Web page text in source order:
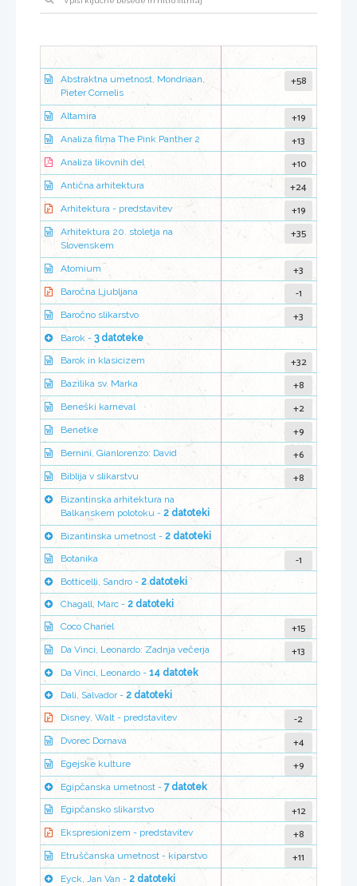
Abstraktna umetnost, Mondriaan,
Pieter Cornelis
+58
Altamira +19
Analiza filma The Pink Panther 2 +13
Analiza likovnih del +10
Antična arhitektura +24
Arhitektura - predstavitev +19
Arhitektura 20. stoletja na
Slovenskem
+35
Atomium +3
Baročna Ljubljana -1
Baročno slikarstvo +3
Barok - 3 datoteke
Barok in klasicizem
+32
Bazilika sv. Marka +8
Beneški karneval +2
Benetke +9
Bernini, Gianlorenzo: David +6
Biblija v slikarstvu +8
Bizantinska arhitektura na
Balkanskem polotoku - 2 datoteki
Bizantinska umetnost - 2 datoteki
Botanika
-1
Botticelli, Sandro - 2 datoteki
Chagall, Marc - 2 datoteki
Coco Chanel
+15
Da Vinci, Leonardo: Zadnja večerja +13
Da Vinci, Leonardo - 14 datotek
Dali, Salvador - 2 datoteki
Disney, Walt - predstavitev
-2
Dvorec Dornava +4
Egejske kulture +9
Egipčanska umetnost - 7 datotek
Egipčansko slikarstvo
+12
Ekspresionizem - predstavitev +8
Etruščanska umetnost - kiparstvo +11
Eyck, Jan Van - 2 datoteki